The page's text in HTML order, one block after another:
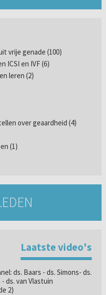
vrije genade (100)
ICSI en IVF (6)
leren (2)
over geaardheid (4)
(1)
Laatste video's
ds. Baars - ds. Simons- ds.
ds. van Vlastuin
2)